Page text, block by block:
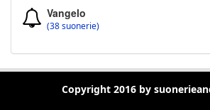
Vangelo
(38 suonerie)
Copyright 2016 by